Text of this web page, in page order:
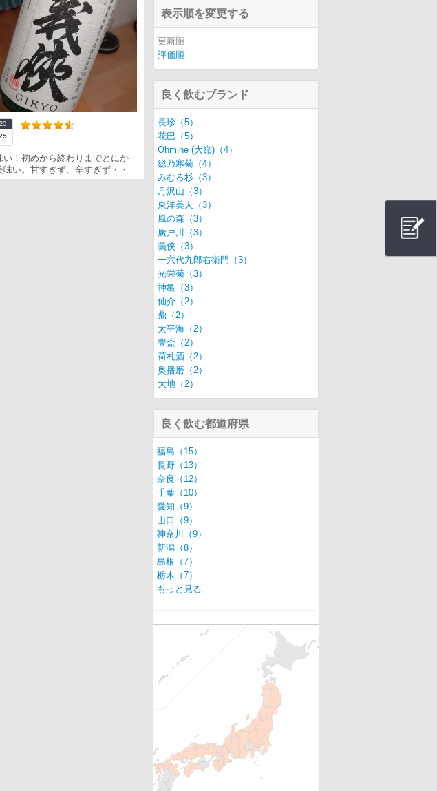
い！初めから終わりまでとにか
味い。甘すぎず、辛すぎず・・
表示順を変更する
更新順
評価順
良く飲むブランド
長珍（5）
花巴（5）
Ohmine (大嶺)（4）
総乃寒菊（4）
みむろ杉（3）
丹沢山（3）
東洋美人（3）
風の森（3）
廣戸川（3）
義侠（3）
十六代九郎右衛門（3）
光栄菊（3）
神亀（3）
仙介（2）
鼎（2）
太平海（2）
豊盃（2）
荷札酒（2）
奥播磨（2）
大地（2）
良く飲む都道府県
福島（15）
長野（13）
奈良（12）
千葉（10）
愛知（9）
山口（9）
神奈川（9）
新潟（8）
島根（7）
栃木（7）
もっと見る